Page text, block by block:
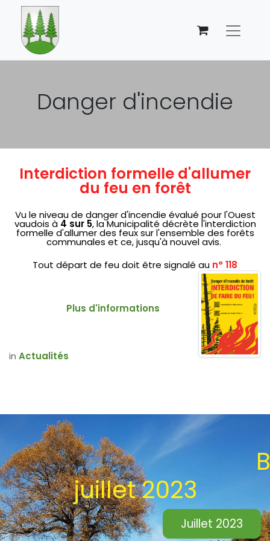
Danger d'incendie
Interdiction formelle d'allumer
du feu en forêt
Vu le niveau de danger d'incendie évalué pour l'Ouest
vaudois à 4 sur 5, la Municipalité décrète l'interdiction
formelle d'allumer des feux sur l'ensemble des forêts
communales et ce, jusqu'à nouvel avis.
Tout départ de feu doit être signalé au n° 118
Plus d'informations
in Actualités
juillet 2023
Juillet 2023